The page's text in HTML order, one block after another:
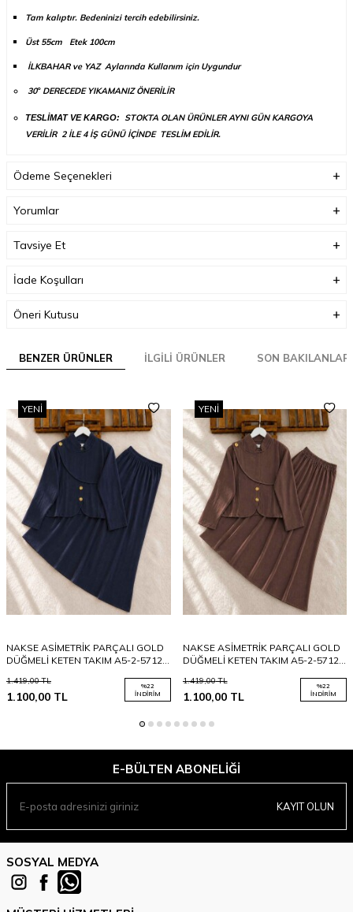
Tam kalıptır. Bedeninizi tercih edebilirsiniz.
Üst 55cm Etek 100cm
İLKBAHAR ve YAZ Aylarında Kullanım için Uygundur
30°DERECEDE YIKAMANIZ ÖNERİLİR
TESLİMAT VE KARGO: STOKTA OLAN ÜRÜNLER AYNI GÜN KARGOYA
VERİLİR 2 İLE 4 İŞ GÜNÜ İÇİNDE TESLİM EDİLİR.
Ödeme Seçenekleri
Yorumlar
Tavsiye Et
İade Koşulları
Öneri Kutusu
BENZER ÜRÜNLER İLGILI ÜRÜNLER SON BAKILANLAR
YENI
NAKSE ASİMETRİK PARÇALI GOLD
DÜĞMELİ KETEN TAKIM A5-2-5712-
1.419,00TL
1.100,00 TL
%22
İNDIRIM
YENI
NAKSE ASİMETRİK PARÇALI GOLD
DÜĞMELİ KETEN TAKIM A5-2-5712-
1.419,00TL
1.100,00TL
%22
İNDIRIM
E-BÜLTEN ABONELIĞI
KAYIT OLUN
SOSYAL MEDYA